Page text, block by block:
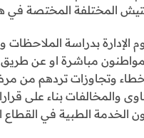
المختلفة المختصة في
الإدارة بدراسة
مباشرة او عن
وتجاوزات تردهم من
والمخالفات بناء على
الخدمة الطبية في